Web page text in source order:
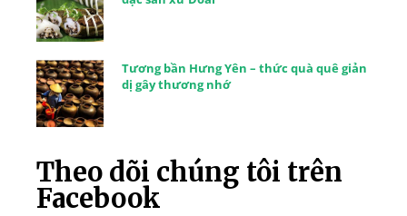
Tương bần Hưng Yên – thức quà quê giản
dị gây thương nhớ
Theo dõi chúng tôi trên
Facebook